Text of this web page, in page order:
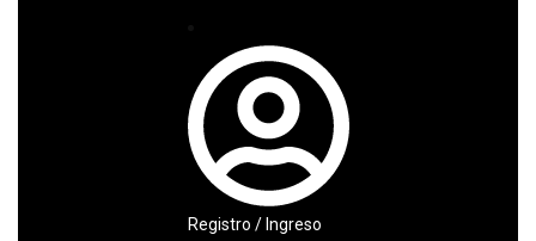
Registro / Ingreso